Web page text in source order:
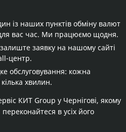
із наших пунктів обміну валют
вас час. Ми працюємо щодня.
заявку на нашому сайті
центр.
обслуговування: кожна
хвилин.
КИТ Group у Чернігові, якому
переконайтеся в усіх його